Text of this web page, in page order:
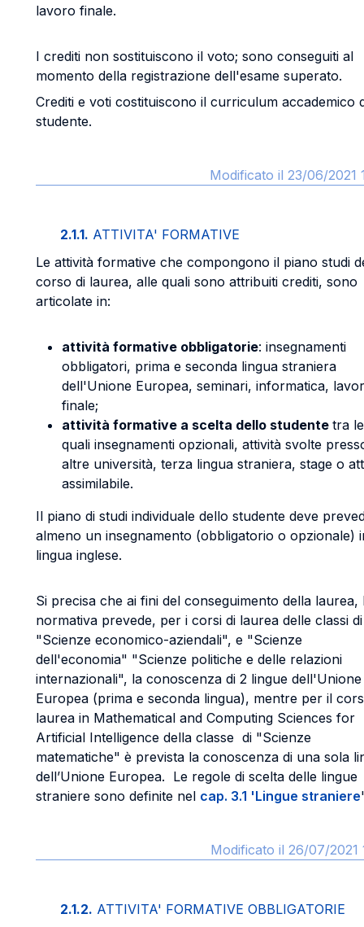
lavoro finale.
I crediti non sostituiscono il voto; sono conseguiti al
momento della registrazione dell'esame superato.
Crediti e voti costituiscono il curriculum accademico
studente.
Modificato il 23/06/2021
2.1.1. ATTIVITA' FORMATIVE
Le attività formative che compongono il piano studi
corso di laurea, alle quali sono attribuiti crediti, sono
articolate in:
attività formative obbligatorie: insegnamenti
obbligatori, prima e seconda lingua straniera
dell'Unione Europea, seminari, informatica,
finale;
attività formative a scelta dello studente tra le
quali insegnamenti opzionali, attività svolte
altre università, terza lingua straniera, stage o
assimilabile.
Il piano di studi individuale dello studente deve
almeno un insegnamento (obbligatorio o opzionale)
lingua inglese.
Si precisa che ai fini del conseguimento della laurea,
normativa prevede, per i corsi di laurea delle classi di
"Scienze economico-aziendali", e "Scienze
dell'economia" "Scienze politiche e delle relazioni
internazionali", la conoscenza di 2 lingue dell'Unione
Europea (prima e seconda lingua), mentre per il
laurea in Mathematical and Computing Sciences for
Artificial Intelligence della classe di "Scienze
matematiche" è prevista la conoscenza di una sola
dell’Unione Europea. Le regole di scelta delle lingue
straniere sono definite nel cap. 3.1 'Lingue straniere
Modificato il 26/07/2021
2.1.2. ATTIVITA' FORMATIVE OBBLIGATORIE